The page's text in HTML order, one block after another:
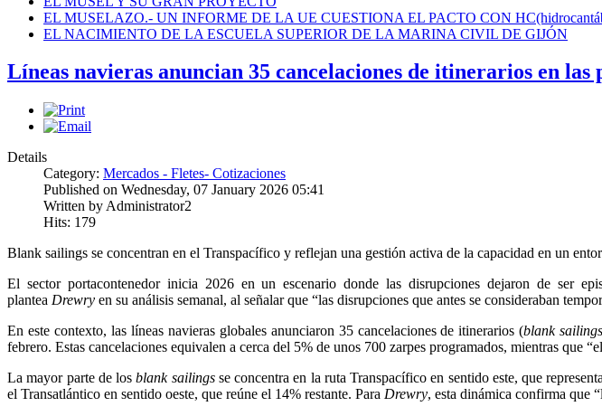
EL MUSELAZO.- UN INFORME DE LA UE CUESTIONA EL PACTO CON
EL NACIMIENTO DE LA ESCUELA SUPERIOR DE LA MARINA CIVIL DE GIJÓN
Líneas navieras anuncian 35 cancelaciones de itinerarios en las
Details
Category: Mercados - Fletes- Cotizaciones
Published on Wednesday, 07 January 2026 05:41
Written by Administrator2
Hits: 179
Blank sailings se concentran en el Transpacífico y reflejan una gestión activa de la capacidad en un
El sector portacontenedor inicia 2026 en un escenario donde las disrupciones dejaron de ser
plantea Drewry en su análisis semanal, al señalar que “las disrupciones que antes se consideraban
En este contexto, las líneas navieras globales anunciaron 35 cancelaciones de itinerarios (blank
febrero. Estas cancelaciones equivalen a cerca del 5% de unos 700 zarpes programados, mientras que
La mayor parte de losblank sailingsse concentra en la ruta Transpacífico en sentido este, que
el Transatlántico en sentido oeste, que reúne el 14% restante. Para Drewry, esta dinámica confirma que